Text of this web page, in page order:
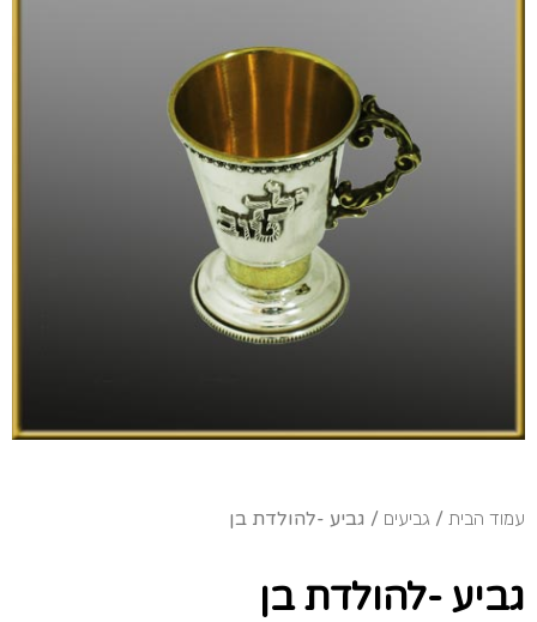
עמוד הבית / גביעים / גביע -להולדת בן
גביע -להולדת בן